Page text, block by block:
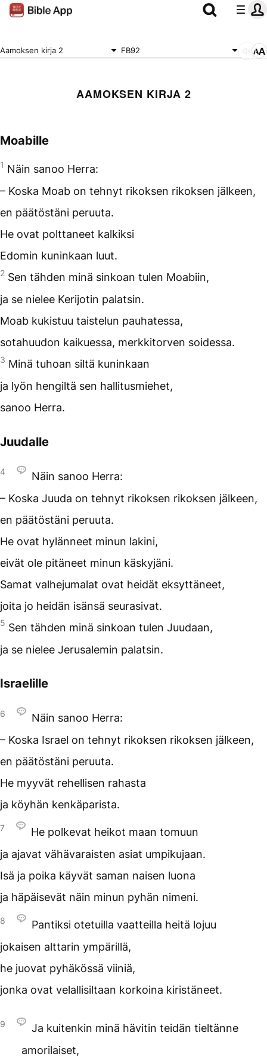
Aamoksen kirja 2 FB92
AAMOKSEN KIRJA 2
Moabille
1 Näin sanoo Herra:
– Koska Moab on tehnyt rikoksen rikoksen jälkeen,
en päätöstäni peruuta.
He ovat polttaneet kalkiksi
Edomin kuninkaan luut.
2 Sen tähden minä sinkoan tulen Moabiin,
ja se nielee Kerijotin palatsin.
Moab kukistuu taistelun pauhatessa,
sotahuudon kaikuessa, merkkitorven soidessa.
3 Minä tuhoan siltä kuninkaan
ja lyön hengiltä sen hallitusmiehet,
sanoo Herra.
Juudalle
4
Näin sanoo Herra:
– Koska Juuda on tehnyt rikoksen rikoksen jälkeen,
en päätöstäni peruuta.
He ovat hylänneet minun lakini,
eivät ole pitäneet minun käskyjäni.
Samat valhejumalat ovat heidät eksyttäneet,
joita jo heidän isänsä seurasivat.
5 Sen tähden minä sinkoan tulen Juudaan,
ja se nielee Jerusalemin palatsin.
Israelille
6
Näin sanoo Herra:
– Koska Israel on tehnyt rikoksen rikoksen jälkeen,
en päätöstäni peruuta.
He myyvät rehellisen rahasta
ja köyhän kenkäparista.
7
He polkevat heikot maan tomuun
ja ajavat vähävaraisten asiat umpikujaan.
Isä ja poika käyvät saman naisen luona
ja häpäisevät näin minun pyhän nimeni.
8
Pantiksi otetuilla vaatteilla heitä lojuu
jokaisen alttarin ympärillä,
he juovat pyhäkössä viiniä,
jonka ovat velallisiltaan korkoina kiristäneet.
9
Ja kuitenkin minä hävitin teidän tieltänne
amorilaiset,